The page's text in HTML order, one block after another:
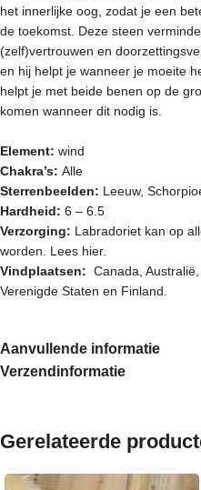
het innerlijke oog, zodat je een
de toekomst. Deze steen
(zelf)vertrouwen en
en hij helpt je wanneer je moeite
helpt je met beide benen op de
komen wanneer dit nodig is.
Element: wind
Chakra’s: Alle
Sterrenbeelden: Leeuw,
Hardheid: 6 – 6.5
Verzorging: Labradoriet kan op
worden. Lees hier.
Vindplaatsen: Canada,
Verenigde Staten en Finland.
Aanvullende informatie
Verzendinformatie
Gerelateerde